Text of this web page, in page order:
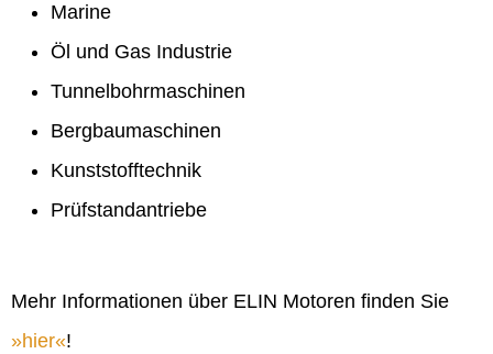
Marine
Öl und Gas Industrie
Tunnelbohrmaschinen
Bergbaumaschinen
Kunststofftechnik
Prüfstandantriebe
Mehr Informationen über ELIN Motoren finden Sie
hier !